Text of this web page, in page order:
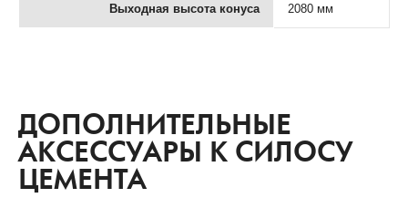
Выходная высота конуса 2080 мм
ДОПОЛНИТЕЛЬНЫЕ
АКСЕССУАРЫ К СИЛОСУ
ЦЕМЕНТА